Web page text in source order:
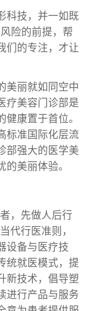
科技，并一如既
险的前提，帮
们的专注，才让
美丽就如同空中
疗美容门诊部是
康置于首位。
标准国际化层流
部强大的医学美
美丽体验。
，先做人后行
代行医准则，
设备与医疗技
统就医模式，提
新技术，倡导塑
进行产品与服务